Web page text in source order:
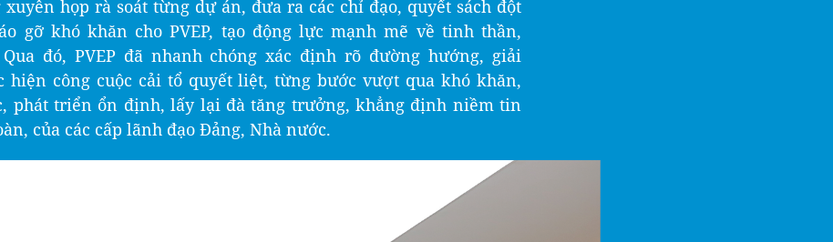
họp rà soát từng dự án, đưa ra các chỉ đạo, quyết sách đột
gỡ khó khăn cho PVEP, tạo động lực mạnh mẽ về tinh thần,
đó, PVEP đã nhanh chóng xác định rõ đường hướng, giải
hiện công cuộc cải tổ quyết liệt, từng bước vượt qua khó khăn,
phát triển ổn định, lấy lại đà tăng trưởng, khẳng định niềm tin
của các cấp lãnh đạo Đảng, Nhà nước.